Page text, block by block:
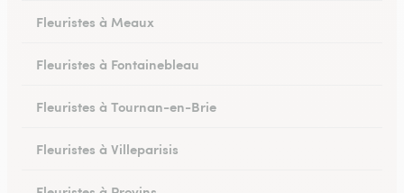
Fleuristes à Meaux
Fleuristes à Fontainebleau
Fleuristes à Tournan-en-Brie
Fleuristes à Villeparisis